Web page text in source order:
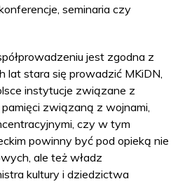
seminaria czy
jest zgodna z
lat stara się prowadzić MKiDN,
instytucje związane z
związaną z wojnami,
czy w tym
powinny być pod opieką nie
ale też władz
kultury i dziedzictwa